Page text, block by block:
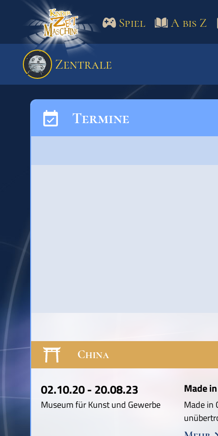
Spiel
Spiel A bis Z
Zentrale
Termine
China
02.10.20 - 20.08.23
Museum für Kunst und Gewerbe
Made
Made in